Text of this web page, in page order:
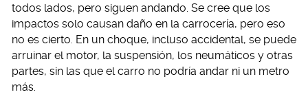
todos lados, pero siguen andando. Se cree que los
impactos solo causan daño en la carrocería, pero eso
no es cierto. En un choque, incluso accidental, se puede
arruinar el motor, la suspensión, los neumáticos y otras
partes, sin las que el carro no podría andar ni un metro
más.